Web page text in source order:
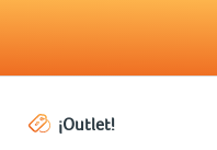
¡Outlet!